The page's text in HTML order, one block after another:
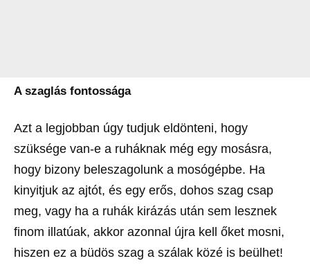
A szaglás fontossága
Azt a legjobban úgy tudjuk eldönteni, hogy
szüksége van-e a ruháknak még egy mosásra,
hogy bizony beleszagolunk a mosógépbe. Ha
kinyitjuk az ajtót, és egy erős, dohos szag csap
meg, vagy ha a ruhák kirázás után sem lesznek
finom illatúak, akkor azonnal újra kell őket mosni,
hiszen ez a büdös szag a szálak közé is beülhet!